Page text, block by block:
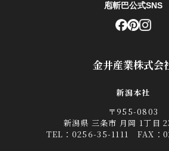
金井産業株式会
新潟本社
〒955-0803
新潟県 三条市 月岡 1丁目
TEL： 0256-35-1111 FAX：
庖斬巴公式SNS